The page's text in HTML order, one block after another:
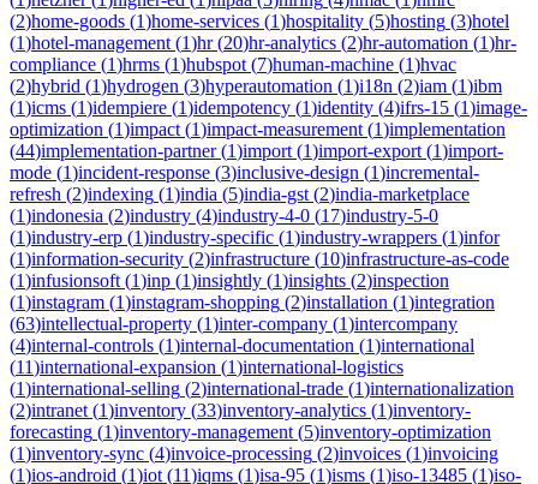
(2)home-goods (1)home-services (1)hospitality (5)hosting (3)hotel
(1)hotel-management (1)hr(20)hr-analytics (2)hr-automation (1)hr-
compliance (1)hrms (1)hubspot (7)human-machine (1)hvac
(2)hybrid (1)hydrogen (3)hyperautomation (1)i18n (2)iam (1)ibm
(1)icms (1)idempiere (1)idempotency (1)identity (4)ifrs-15 (1)image-
optimization (1)impact (1)impact-measurement (1)implementation
(44)implementation-partner(1)import (1)import-export (1)import-
mode (1)incident-response (3)inclusive-design (1)incremental-
refresh (2)indexing (1)india (5)india-gst (2)india-marketplace
(1)indonesia (2)industry (4)industry-4-0 (17)industry-5-0
(1)industry-erp (1)industry-specific (1)industry-wrappers (1)infor
(1)information-security (2)infrastructure (10)infrastructure-as-code
(1)infusionsoft (1)inp (1)insightly (1)insights (2)inspection
(1)instagram (1)instagram-shopping (2)installation (1)integration
(63)intellectual-property (1)inter-company (1)intercompany
(4)internal-controls (1)internal-documentation (1)international
(11)international-expansion (1)international-logistics
(1)international-selling (2)international-trade (1)internationalization
(2)intranet (1)inventory (33)inventory-analytics (1)inventory-
forecasting (1)inventory-management (5)inventory-optimization
(1)inventory-sync (4)invoice-processing (2)invoices (1)invoicing
(1)ios-android (1)iot (11)iqms (1)isa-95 (1)isms (1)iso-13485 (1)iso-